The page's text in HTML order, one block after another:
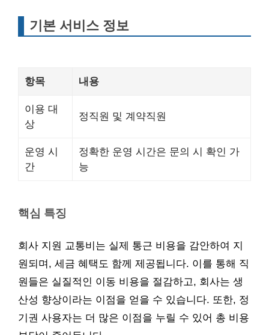
기본 서비스 정보
항목 내용
이용 대
상
정직원 및 계약직원
운영 시
간
정확한 운영 시간은 문의 시 확인 가
능
핵심 특징
회사 지원 교통비는 실제 통근 비용을 감안하여 지
원되며, 세금 혜택도 함께 제공됩니다. 이를 통해 직
원들은 실질적인 이동 비용을 절감하고, 회사는 생
산성 향상이라는 이점을 얻을 수 있습니다. 또한, 정
기권 사용자는 더 많은 이점을 누릴 수 있어 총 비용